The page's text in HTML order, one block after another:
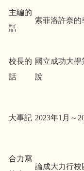
主編的
話
索菲洛許奈的
校長的
話
國立成功大
說
大事記 2023年1月～
合力寫
論成大力行校